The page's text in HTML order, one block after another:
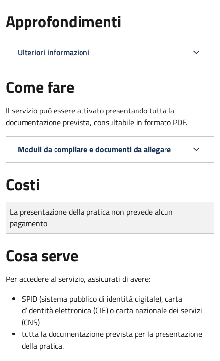
Approfondimenti
Ulteriori informazioni
Come fare
Il servizio può essere attivato presentando tutta la
documentazione prevista, consultabile in formato PDF.
Moduli da compilare e documenti da allegare
Costi
Tipo di pagamento
Importo
La presentazione della pratica non prevede alcun
pagamento
Cosa serve
Per accedere al servizio, assicurati di avere:
SPID (sistema pubblico di identità digitale), carta
d’identità elettronica (CIE) o carta nazionale dei servizi
(CNS)
tutta la documentazione prevista per la presentazione
della pratica.